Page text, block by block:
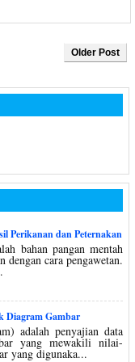
Older Post
Perikanan dan Peternakan
bahan pangan mentah
dengan cara pengawetan.
Diagram Gambar
adalah penyajian data
yang mewakili nilai-
yang digunaka...